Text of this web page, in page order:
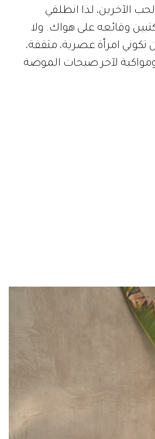
الآخرين، لذا انطلقي
وقائعه على هواك. ولا
تكوني امرأة عصرية، مثقفة،
لآخر صيحات الموضة